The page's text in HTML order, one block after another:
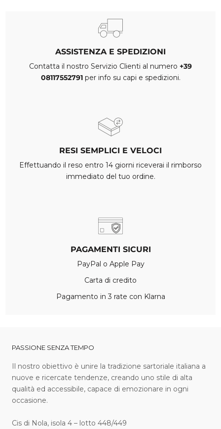
ASSISTENZA E SPEDIZIONI
Contatta il nostro Servizio Clienti al numero +39
08117552791 per info su capi e spedizioni.
RESI SEMPLICI E VELOCI
Effettuando il reso entro 14 giorni riceverai il rimborso
immediato del tuo ordine.
PAGAMENTI SICURI
PayPal o Apple Pay
Carta di credito
Pagamento in 3 rate con Klarna
PASSIONE SENZA TEMPO
I l nostro obiettivo è unire la tradizione sartoriale italiana a
nuove e ricercate tendenze, creando uno stile di alta
qualità ed accessibile, capace di emozionare in ogni
occasione.
Cis di Nola, isola 4 – lotto 448/449